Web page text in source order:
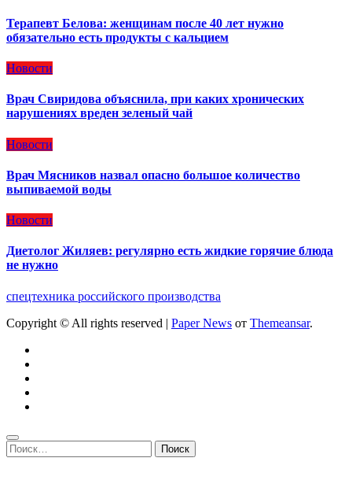
Терапевт Белова: женщинам после 40 лет нужно
обязательно есть продукты с кальцием
Новости
Врач Свиридова объяснила, при каких хронических
нарушениях вреден зеленый чай
Новости
Врач Мясников назвал опасно большое количество
выпиваемой воды
Новости
Диетолог Жиляев: регулярно есть жидкие горячие блюда
не нужно
спецтехника российского производства
Copyright © All rights reserved | Paper News от Themeansar.
Найти: